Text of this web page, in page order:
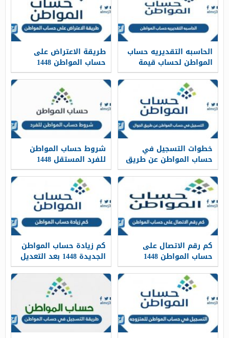
الحاسبه التقديريه حساب
المواطن لحساب قيمة
الدعم الجديد 1448
طريقة الاعتراض على
حساب المواطن 1448
خطوات التسجيل في
حساب المواطن عن طريق
الجوال 1448
شروط حساب المواطن
للفرد المستقل 1448
كم رقم الاتصال على
حساب المواطن 1448
كم زيادة حساب المواطن
الجديدة 1448 بعد التعديل